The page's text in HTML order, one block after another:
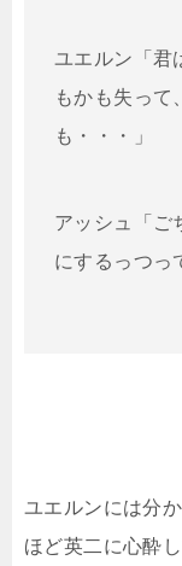
ユエルン「
もかも失って
も・・・」
アッシュ「ご
にするっつっ
ユエルンには分
ほど英二に心酔